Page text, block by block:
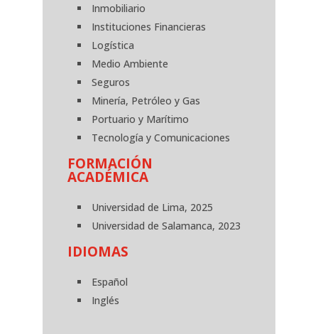
Inmobiliario
Instituciones Financieras
Logística
Medio Ambiente
Seguros
Minería, Petróleo y Gas
Portuario y Marítimo
Tecnología y Comunicaciones
FORMACIÓN
ACADÉMICA
Universidad de Lima, 2025
Universidad de Salamanca, 2023
IDIOMAS
Español
Inglés